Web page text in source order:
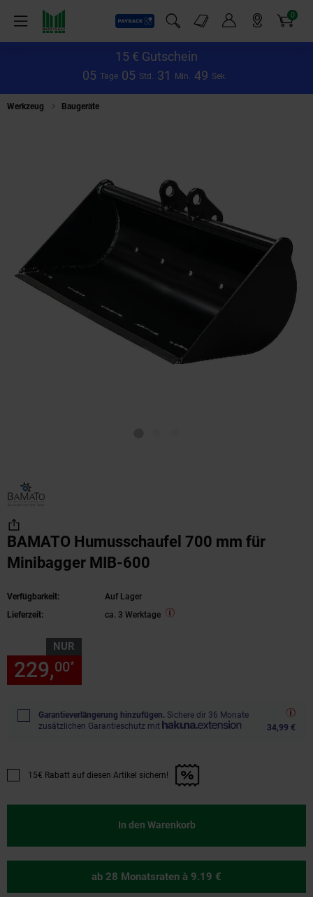
Menü
Payback
Suchfeld einblenden
Markt-Angebote
Mein KontoMarkt findenWarenkorb
0
Artikel
15 € Gutschein
05 Tage 05 Std. 31 Min. 48 Sek.
Werkzeug Baugeräte
BAMATO Humusschaufel 700 mm für
Minibagger MIB-600
Verfügbarkeit:
Auf Lager
Lieferzeit:
ca. 3 Werktage
NUR
229,00*
Garantieverlängerung hinzufügen. Sichere dir 36 Monate
zusätzlichen Garantieschutz mit
34,99 €
Promotion "15€ Rabatt auf diesen Artikel sichern!" anwenden
15€ Rabatt auf diesen Artikel sichern!
In den Warenkorb
ab 28 Monatsraten à 9.19 €